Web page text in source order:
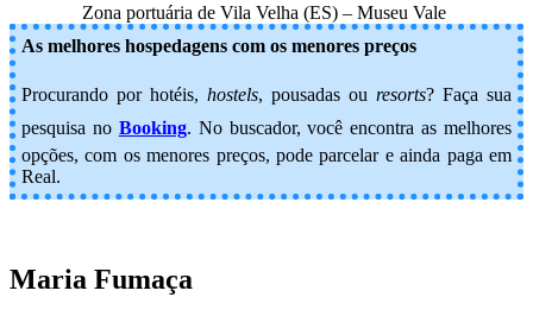
Zona portuária de Vila Velha (ES) – Museu Vale
As melhores hospedagens com os menores preços
Procurando por hotéis, hostels, pousadas ou resorts? Faça sua
pesquisa no Booking. No buscador, você encontra as melhores
opções, com os menores preços, pode parcelar e ainda paga em
Real.
Maria Fumaça